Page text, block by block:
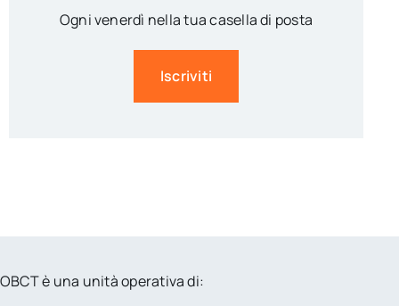
Ogni venerdì nella tua casella di posta
Iscriviti
OBCT è una unità operativa di: